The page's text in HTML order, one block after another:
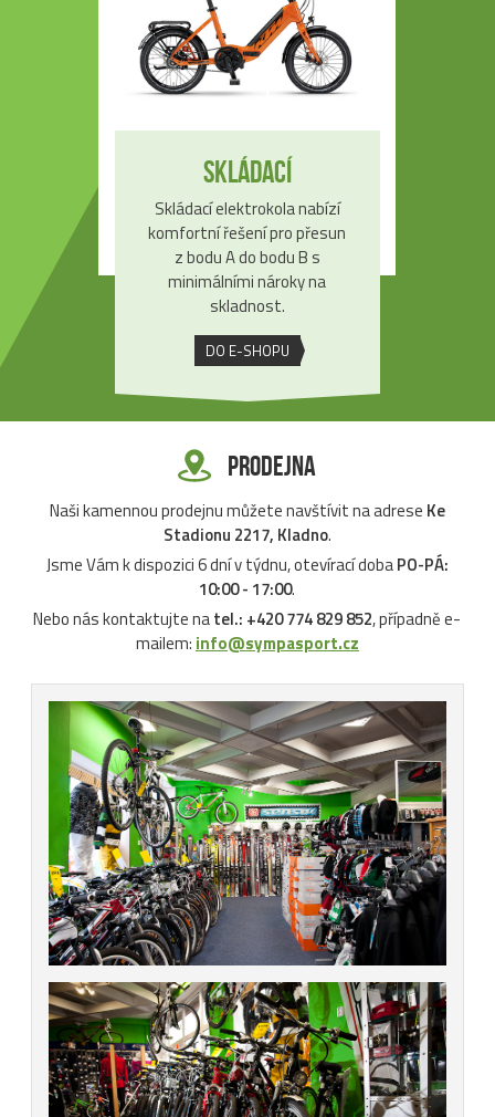
Skládací
Skládací elektrokola nabízí
komfortní řešení pro přesun
z bodu A do bodu B s
minimálními nároky na
skladnost.
DO E-SHOPU
Prodejna
Naši kamennou prodejnu můžete navštívit na adrese Ke
Stadionu 2217, Kladno.
Jsme Vám k dispozici 6 dní v týdnu, otevírací dobaPO-PÁ:
10:00 - 17:00.
Nebo nás kontaktujte natel.: +420 774 829 852, případně e-
mailem: info@sympasport.cz